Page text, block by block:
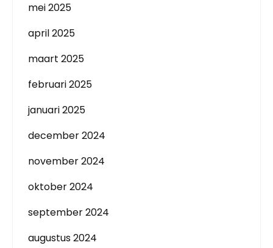
mei 2025
april 2025
maart 2025
februari 2025
januari 2025
december 2024
november 2024
oktober 2024
september 2024
augustus 2024